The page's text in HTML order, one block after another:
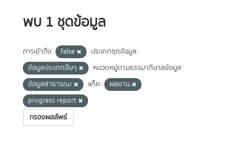
พบ 1 ชุดข้อมูล
การเข้าถึง: false
ประเภทชุดข้อมูล:
ข้อมูลประเภทอื่นๆ
หมวดหมู่ตามธรรมาภิบาลข้อมูล:
ข้อมูลสาธารณะ
แท็ค:
ผลงาน
progress report
กรองผลลัพธ์